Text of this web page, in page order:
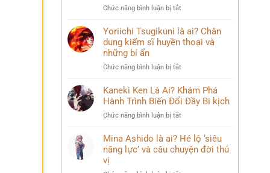
Mai
Thúy
sau
đăng
Chức năng bình luận bị tắt
99+
ảnh
Kỳ
nhất
khiến
đồng
bàn
tán
Yoriichi Tsugikuni là ai? Chân
dung kiếm sĩ huyền thoại và
những bí ẩn
Chức năng bình luận bị tắt
Tsugikuni
là
Chân
kiếm
sĩ
Kaneki Ken Là Ai? Khám Phá
Hành Trình Biến Đổi Đầy Bi kịch
Chức năng bình luận bị tắt
Ken
Ai?
Mina Ashido là ai? Hé lộ ‘siêu
năng lực’ và câu chuyện đời thú
vị